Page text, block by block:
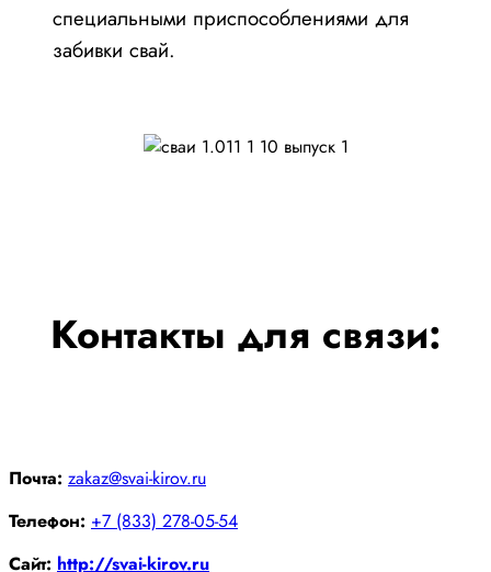
специальными приспособлениями для
забивки свай.
Контакты для связи:
Почта: zakaz@svai-kirov.ru
Телефон: +7 (833) 278-05-54
Сайт: http://svai-kirov.ru